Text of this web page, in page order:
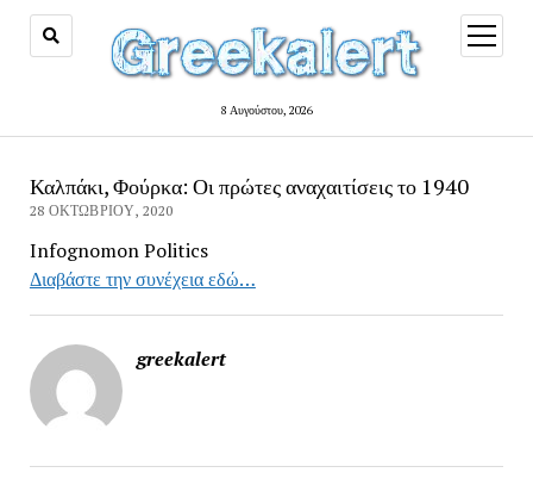
8 Αυγούστου, 2026
open
menu
Καλπάκι, Φούρκα: Οι πρώτες αναχαιτίσεις το 1940
28 ΟΚΤΩΒΡΊΟΥ, 2020
Infognomon Politics
Διαβάστε την συνέχεια εδώ…
greekalert